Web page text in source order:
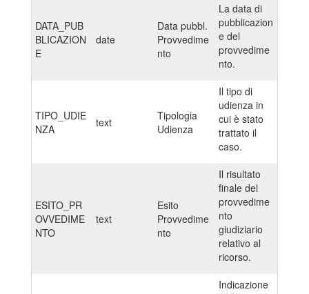
DATA_PUB
BLICAZION
E
date
Data pubbl.
Provvedime
nto
La data di
pubblicazion
e del
provvedime
nto.
TIPO_UDIE
NZA
text
Tipologia
Udienza
Il tipo di
udienza in
cui è stato
trattato il
caso.
ESITO_PR
OVVEDIME
NTO
text
Esito
Provvedime
nto
Il risultato
finale del
provvedime
nto
giudiziario
relativo al
ricorso.
Indicazione